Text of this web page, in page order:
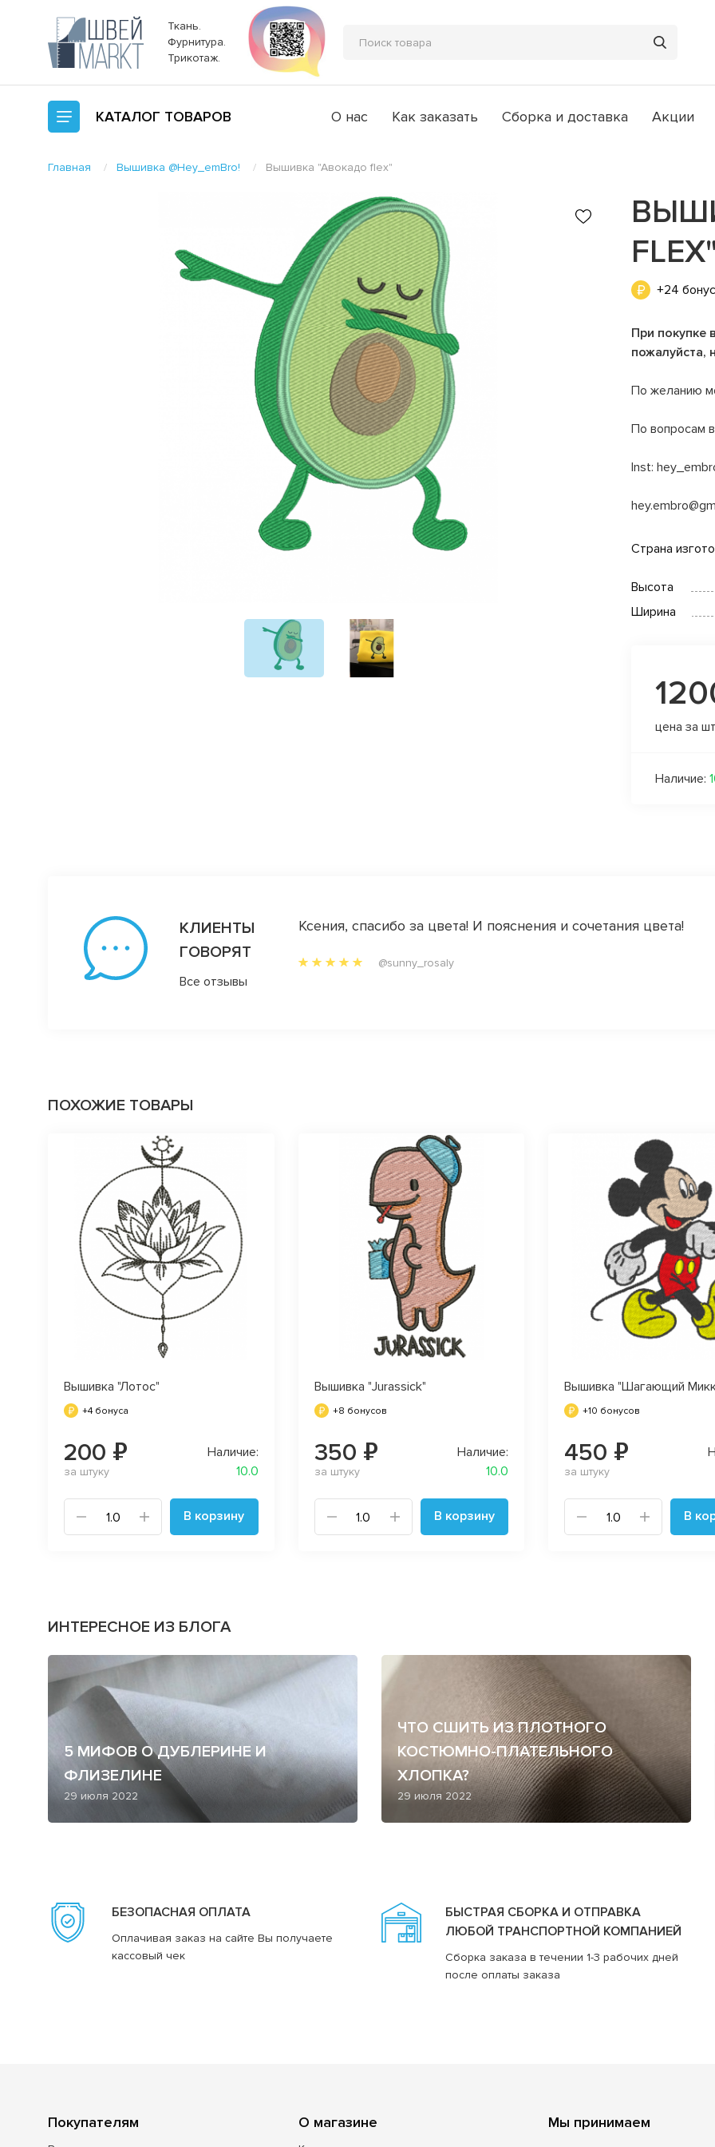
Ткань.
Фурнитура.
Трикотаж.
КАТАЛОГ ТОВАРОВ О нас Как заказать Сборка и доставка Акции
Главная Вышивка @Hey_emBro! Вышивка "Авокадо flex"
FLEX"
+24
При покупке
пожалуйста,
По желанию
По вопросам
Inst:
Страна
Высота
Ширина
цена за
Наличие:
КЛИЕНТЫ
ГОВОРЯТ
Все отзывы
Они очень дорого и стильно
сторис... бесподобный ассортимент
Ксения, спасибо за цвета! И пояснения и сочетания цвета!
@sunny_rosaly
ПОХОЖИЕ ТОВАРЫ
Вышивка "Лотос"
+4 бонуса
200 ₽
за штуку
Наличие:
10.0
В корзину
Вышивка "Jurassick"
+8 бонусов
350 ₽
за штуку
Наличие:
10.0
В корзину
Вышивка "Шагающий
+10 бонусов
450 ₽
за штуку
В
ИНТЕРЕСНОЕ ИЗ БЛОГА
5 МИФОВ О ДУБЛЕРИНЕ И
ФЛИЗЕЛИНЕ
29 июля 2022
ЧТО СШИТЬ ИЗ ПЛОТНОГО
КОСТЮМНО-ПЛАТЕЛЬНОГО
ХЛОПКА?
29 июля 2022
БЕЗОПАСНАЯ ОПЛАТА
Оплачивая заказ на сайте Вы получаете
кассовый чек
БЫСТРАЯ СБОРКА И ОТПРАВКА
ЛЮБОЙ ТРАНСПОРТНОЙ КОМПАНИЕЙ
Сборка заказа в течении 1-3 рабочих дней
после оплаты заказа
Покупателям О магазине Мы принимаем